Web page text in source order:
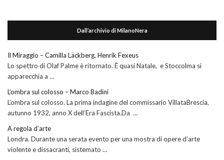
Dall’archivio di MilanoNera
Il Miraggio – Camilla Läckberg, Henrik Fexeus
Lo spettro di Olaf Palme è ritornato. È quasi Natale, e Stoccolma si
apparecchia a …
L’ombra sul colosso – Marco Badini
L’ombra sul colosso. La prima indagine del commissario VillataBrescia,
autunno 1932, anno X dell’Era Fascista.Da …
A regola d’arte
Londra. Durante una serata evento per una mostra di opere d’arte
violente e dissacranti, sistemato …